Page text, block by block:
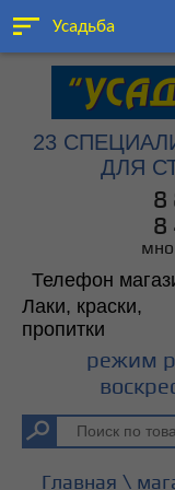
Усадьба
23
ДЛЯ
8
8
Телефон
Лаки, краски,
пропитки
режим
Главная \